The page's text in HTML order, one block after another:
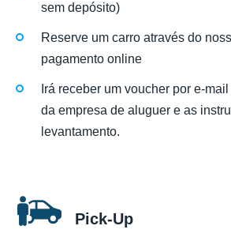
sem depósito)
Reserve um carro através do
pagamento online
Irá receber um voucher por e-
da empresa de aluguer e as
levantamento.
Pick-Up